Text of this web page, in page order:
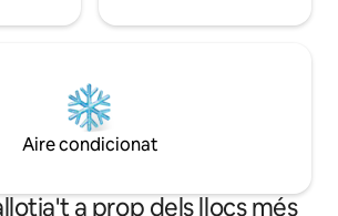
Aire condicionat
a prop dels llocs més